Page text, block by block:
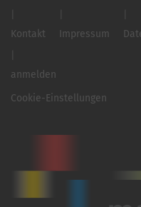
Kontakt Impressum
anmelden
Cookie-Einstellungen